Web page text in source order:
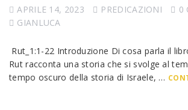
APRILE 14, 2023 PREDICAZIONI
0
GIANLUCA
Rut_1:1-22 Introduzione Di cosa parla il
Rut racconta una storia che si svolge al
tempo oscuro della storia di Israele, …